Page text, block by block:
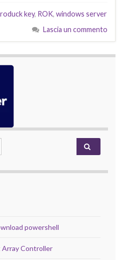
key, ROK, windows server
Lascia un commento
powershell
Array Controller